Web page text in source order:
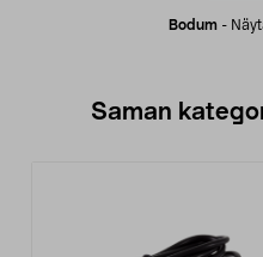
Bodum -
Saman